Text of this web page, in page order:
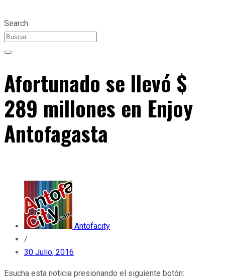
Search
Afortunado se llevó $
289 millones en Enjoy
Antofagasta
Antofacity
/
30 Julio, 2016
Esucha esta noticia presionando el siguiente botón: